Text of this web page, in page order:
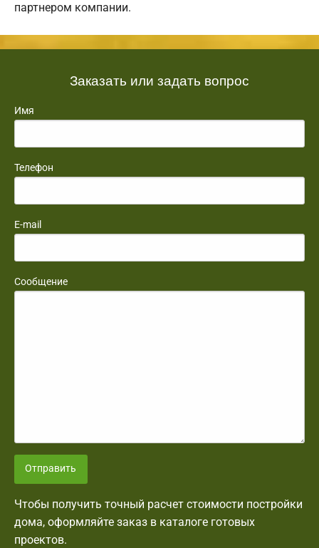
партнером компании.
Заказать или задать вопрос
Имя
Телефон
E-mail
Сообщение
Отправить
Чтобы получить точный расчет стоимости постройки
дома, оформляйте заказ в каталоге готовых
проектов.